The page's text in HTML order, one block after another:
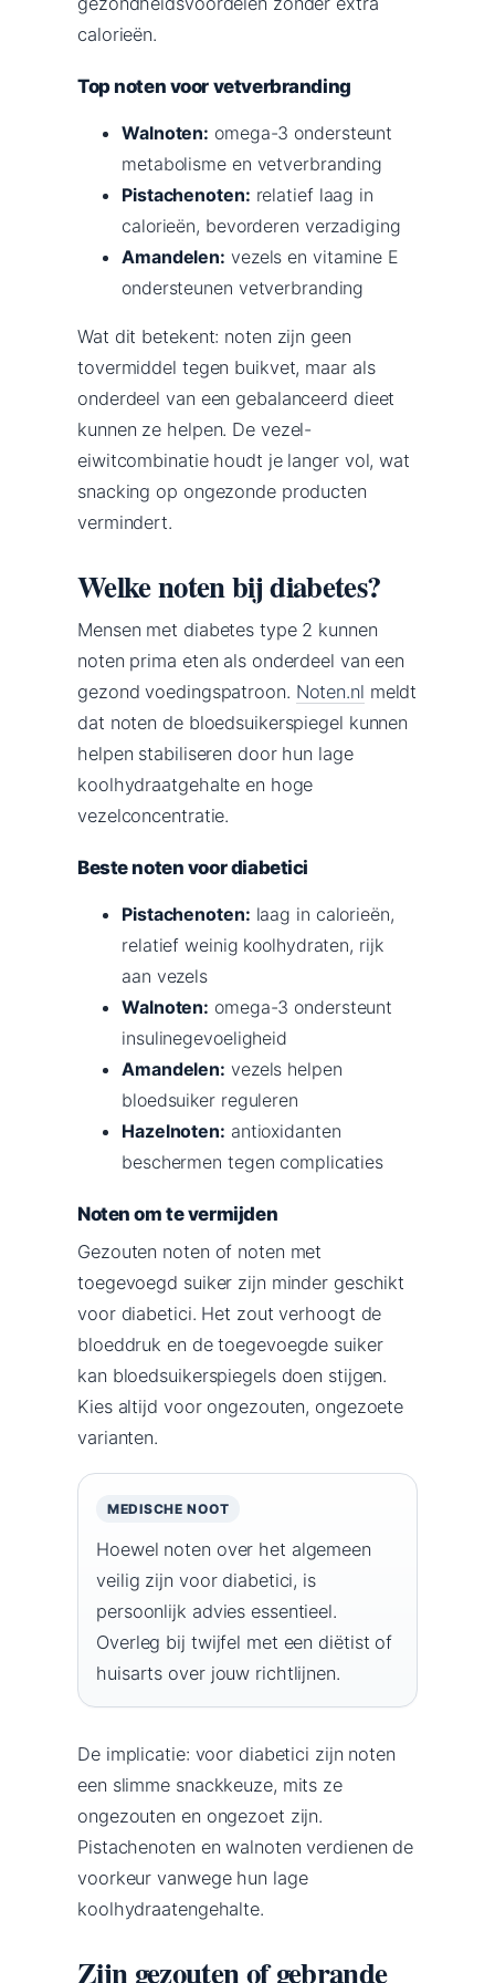
calorieën.
Top noten voor vetverbranding
Walnoten: omega-3 ondersteunt
metabolisme en vetverbranding
Pistachenoten: relatief laag in
calorieën, bevorderen verzadiging
Amandelen: vezels en vitamine E
ondersteunen vetverbranding
Wat dit betekent: noten zijn geen
tovermiddel tegen buikvet, maar als
onderdeel van een gebalanceerd dieet
kunnen ze helpen. De vezel-
eiwitcombinatie houdt je langer vol, wat
snacking op ongezonde producten
vermindert.
Welke noten bij diabetes?
Mensen met diabetes type 2 kunnen
noten prima eten als onderdeel van een
gezond voedingspatroon. Noten.nl meldt
dat noten de bloedsuikerspiegel kunnen
helpen stabiliseren door hun lage
koolhydraatgehalte en hoge
vezelconcentratie.
Beste noten voor diabetici
Pistachenoten: laag in calorieën,
relatief weinig koolhydraten, rijk
aan vezels
Walnoten: omega-3 ondersteunt
insulinegevoeligheid
Amandelen: vezels helpen
bloedsuiker reguleren
Hazelnoten: antioxidanten
beschermen tegen complicaties
Noten om te vermijden
Gezouten noten of noten met
toegevoegd suiker zijn minder geschikt
voor diabetici. Het zout verhoogt de
bloeddruk en de toegevoegde suiker
kan bloedsuikerspiegels doen stijgen.
Kies altijd voor ongezouten, ongezoete
varianten.
MEDISCHE NOOT
Hoewel noten over het algemeen
veilig zijn voor diabetici, is
persoonlijk advies essentieel.
Overleg bij twijfel met een diëtist of
huisarts over jouw richtlijnen.
De implicatie: voor diabetici zijn noten
een slimme snackkeuze, mits ze
ongezouten en ongezoet zijn.
Pistachenoten en walnoten verdienen de
voorkeur vanwege hun lage
koolhydraatengehalte.
Zijn gezouten of gebrande